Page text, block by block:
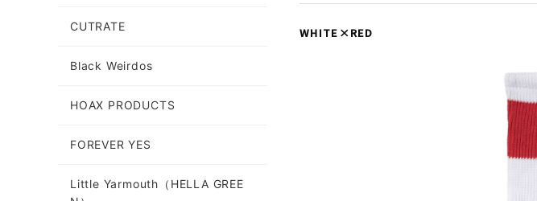
WHITE×RED
CUTRATE
Black Weirdos
HOAX PRODUCTS
FOREVER YES
Little Yarmouth（HELLA GREE